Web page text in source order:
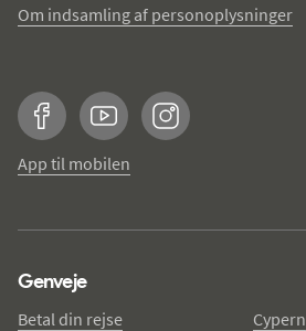
Om indsamling af personoplysninger
FacebookYouTubeInstagram
App til mobilen
Genveje
Betal din rejse
Cypern